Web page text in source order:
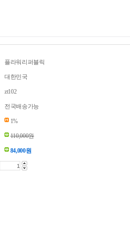
플라워리퍼블릭
대한민국
zt102
전국배송가능
1%
110,000원
84,000원